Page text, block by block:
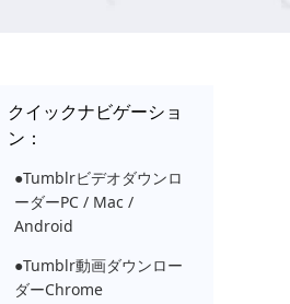
クイックナビゲーショ
ン：
●Tumblrビデオダウンロ
ーダーPC / Mac /
Android
●Tumblr動画ダウンロー
ダーChrome